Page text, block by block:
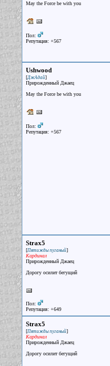
May the Force be with you
Пол:
Репутация: +567
Ushwood
[ДжАдай]
Прирожденный Джаец
May the Force be with you
Пол:
Репутация: +567
Strax5
[Пятижды пуганый]
Кардинал
Прирожденный Джаец
Дорогу осилит бегущий
Пол:
Репутация: +649
Strax5
[Пятижды пуганый]
Кардинал
Прирожденный Джаец
Дорогу осилит бегущий